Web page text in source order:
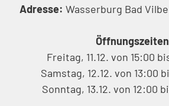
Adresse: Wasserburg Bad
Öffnungszeiten
Freitag, 11.12. von 15:00
Samstag, 12.12. von 13:00
Sonntag, 13.12. von 12:00